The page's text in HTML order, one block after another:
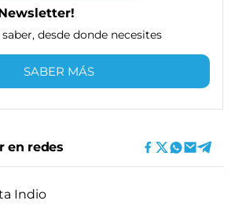
desde donde necesites
SABER MÁS
en redes
Indio